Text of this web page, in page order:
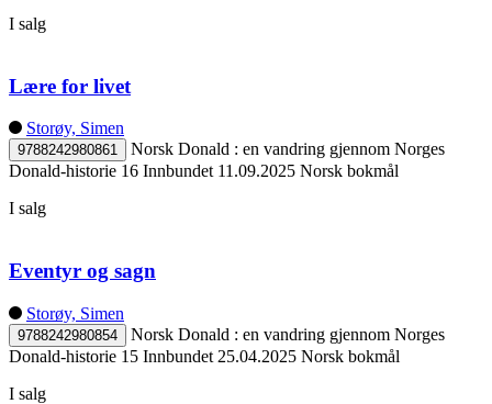
I salg
Lære for livet
Storøy, Simen
9788242980861
Norsk Donald : en vandring gjennom Norges
Donald-historie 16 Innbundet 11.09.2025 Norsk bokmål
I salg
Eventyr og sagn
Storøy, Simen
9788242980854
Norsk Donald : en vandring gjennom Norges
Donald-historie 15 Innbundet 25.04.2025 Norsk bokmål
I salg